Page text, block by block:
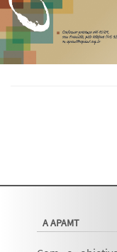
A APAMT